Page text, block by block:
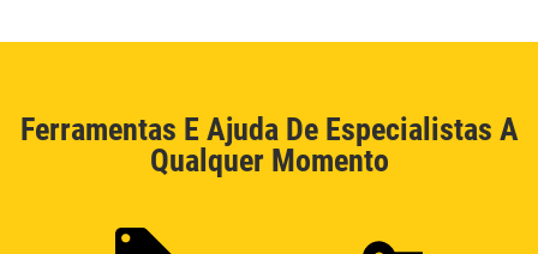
Ferramentas E Ajuda De Especialistas A
Qualquer Momento